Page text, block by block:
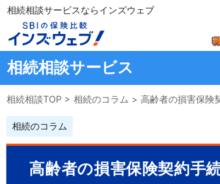
相続相談サービスならインズウェブ
相続相談サービス
相続相談TOP> 相続のコラム > 高齢者の損害保険
相続のコラム
高齢者の損害保険契約手